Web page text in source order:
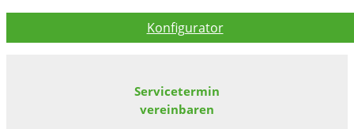
Konfigurator
Servicetermin
vereinbaren